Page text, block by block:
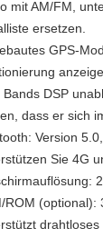
mit AM/FM,
ersetzen.
GPS-
Bands DSP
dass er sich
Version
Sie 4G
ROM (optional):